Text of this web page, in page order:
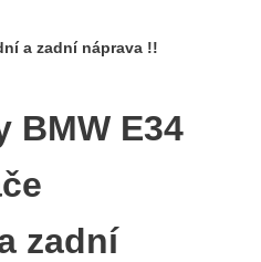
a zadní náprava !!
BMW E34
zadní